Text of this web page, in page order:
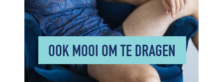
OOK MOOI OM TE DRAGEN